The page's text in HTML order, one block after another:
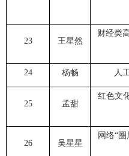
23 王星然
财经类
24 杨畅 人
25 孟甜
红色文
26 吴星星
网络“